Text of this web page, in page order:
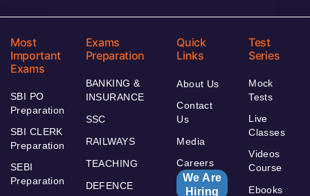
Most
Important
Exams
SBI PO
Preparation
SBI CLERK
Preparation
SEBI
Preparation
Exams
Preparation
BANKING &
INSURANCE
SSC
RAILWAYS
TEACHING
DEFENCE
Quick
Links
About Us
Contact
Us
Media
Careers
We Are
Hiring
Test
Series
Mock
Tests
Live
Classes
Videos
Course
Ebooks